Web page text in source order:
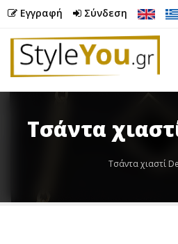
Εγγραφή Σύνδεση
Τσάντα
Τσάντα χιαστί